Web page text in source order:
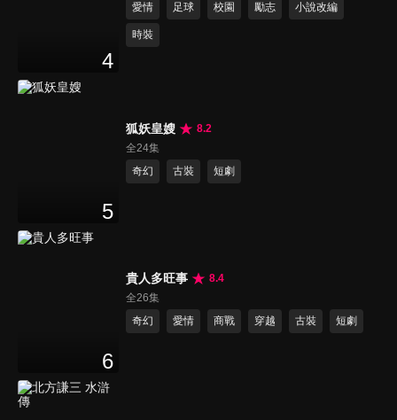
4
愛情
足球 校園 勵志 小說改編
時裝
5
狐妖皇嫂
8.2
全24集
奇幻
古裝 短劇
6
貴人多旺事
8.4
全26集
奇幻
愛情 商戰 穿越 古裝 短劇